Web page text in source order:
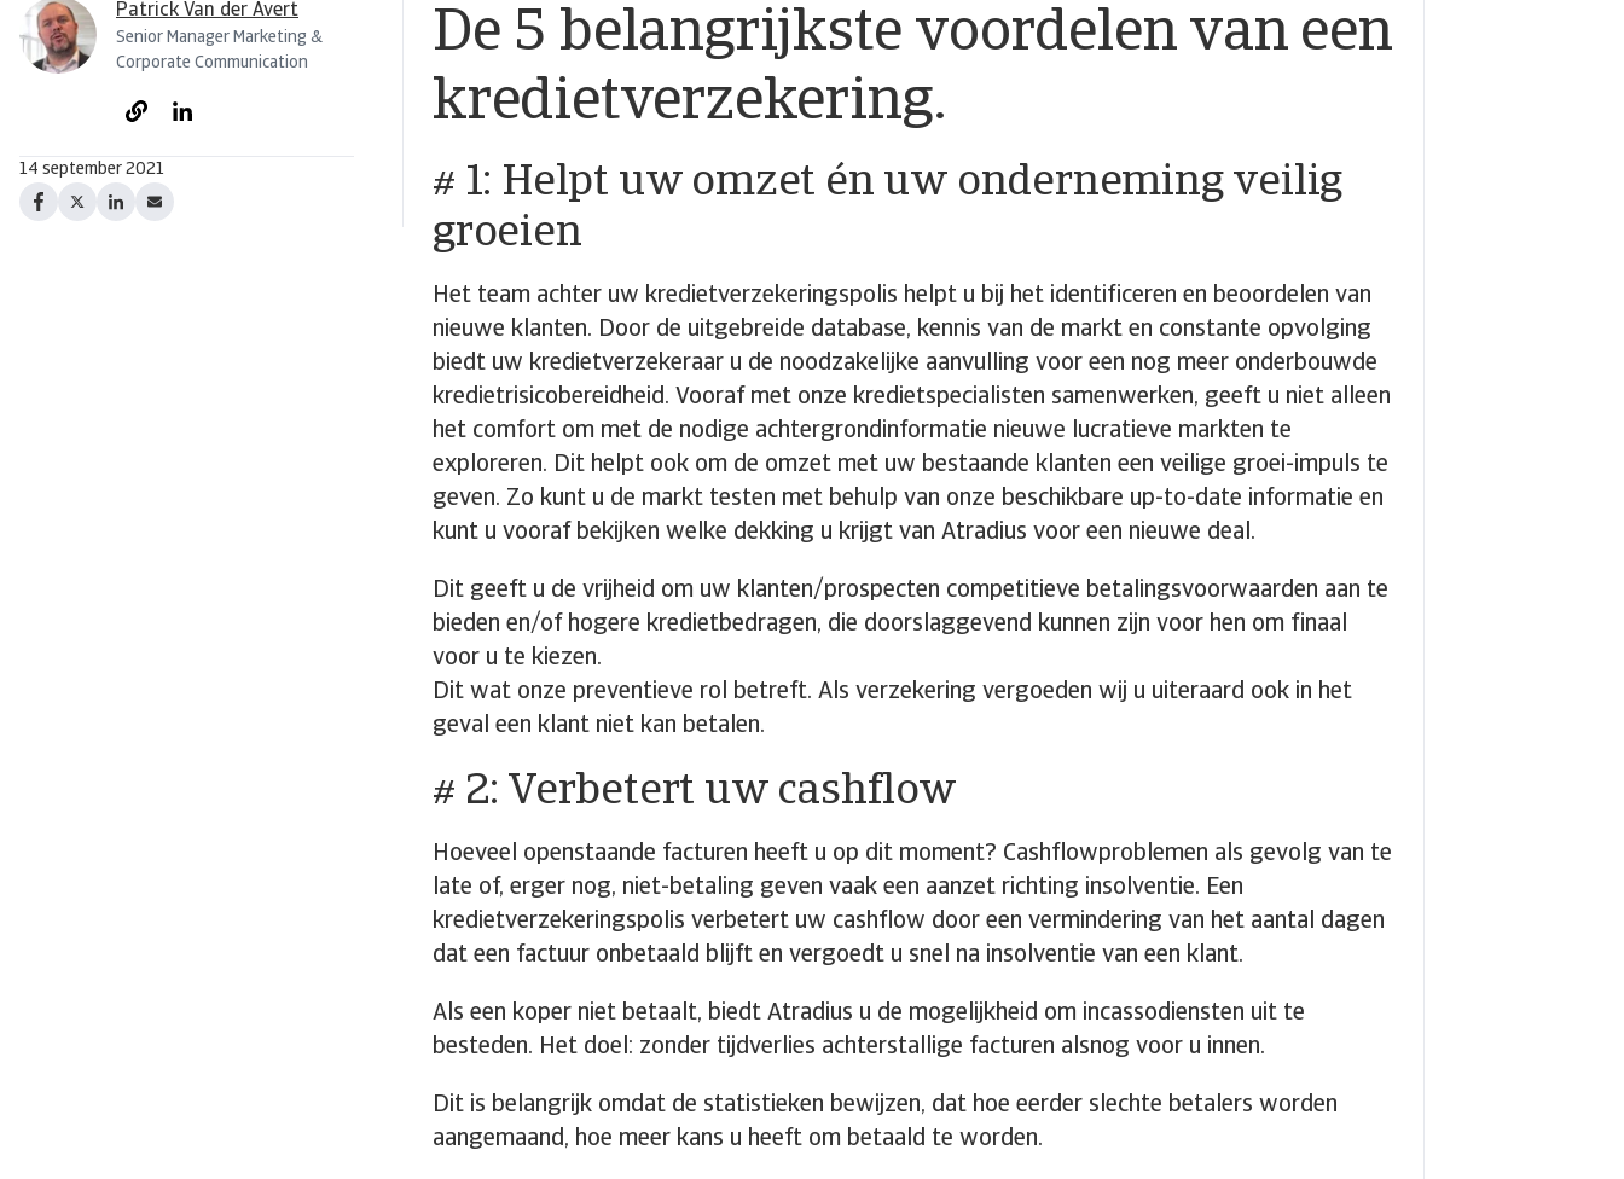
Patrick Van der Avert
Senior Manager Marketing &
Corporate Communication
14 september 2021
De 5 belangrijkste voordelen van een
kredietverzekering.
# 1: Helpt uw omzet én uw onderneming veilig
groeien
Het team achter uw kredietverzekeringspolis helpt u bij het identificeren en beoordelen van
nieuwe klanten. Door de uitgebreide database, kennis van de markt en constante opvolging
biedt uw kredietverzekeraar u de noodzakelijke aanvulling voor een nog meer onderbouwde
kredietrisicobereidheid. Vooraf met onze kredietspecialisten samenwerken, geeft u niet alleen
het comfort om met de nodige achtergrondinformatie nieuwe lucratieve markten te
exploreren. Dit helpt ook om de omzet met uw bestaande klanten een veilige groei-impuls te
geven. Zo kunt u de markt testen met behulp van onze beschikbare up-to-date informatie en
kunt u vooraf bekijken welke dekking u krijgt van Atradius voor een nieuwe deal.
Dit geeft u de vrijheid om uw klanten/prospecten competitieve betalingsvoorwaarden aan te
bieden en/of hogere kredietbedragen, die doorslaggevend kunnen zijn voor hen om finaal
voor u te kiezen.
Dit wat onze preventieve rol betreft. Als verzekering vergoeden wij u uiteraard ook in het
geval een klant niet kan betalen.
# 2: Verbetert uw cashflow
Hoeveel openstaande facturen heeft u op dit moment? Cashflowproblemen als gevolg van te
late of, erger nog, niet-betaling geven vaak een aanzet richting insolventie. Een
kredietverzekeringspolis verbetert uw cashflow door een vermindering van het aantal dagen
dat een factuur onbetaald blijft en vergoedt u snel na insolventie van een klant.
Als een koper niet betaalt, biedt Atradius u de mogelijkheid om incassodiensten uit te
besteden. Het doel: zonder tijdverlies achterstallige facturen alsnog voor u innen.
Dit is belangrijk omdat de statistieken bewijzen, dat hoe eerder slechte betalers worden
aangemaand, hoe meer kans u heeft om betaald te worden.